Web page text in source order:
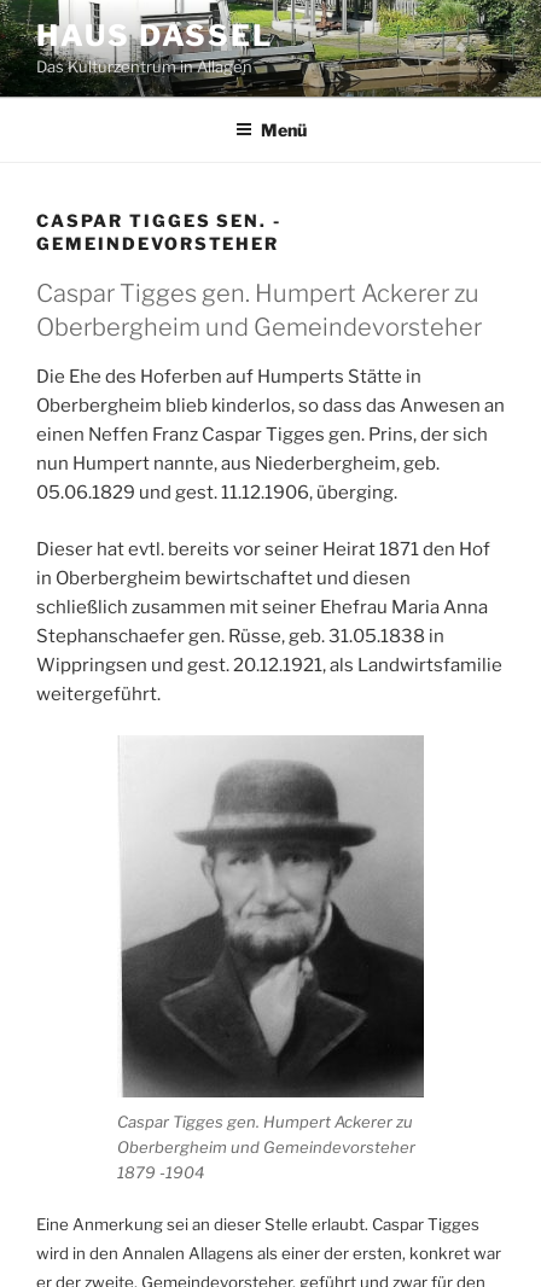
Zum
Inhalt
springen
HAUS DASSEL
Das Kulturzentrum in Allagen
Menü
CASPAR TIGGES SEN. -
GEMEINDEVORSTEHER
Caspar Tigges gen. Humpert Ackerer zu
Oberbergheim und Gemeindevorsteher
Die Ehe des Hoferben auf Humperts Stätte in
Oberbergheim blieb kinderlos, so dass das Anwesen an
einen Neffen Franz Caspar Tigges gen. Prins, der sich
nun Humpert nannte, aus Niederbergheim, geb.
05.06.1829 und gest. 11.12.1906, überging.
Dieser hat evtl. bereits vor seiner Heirat 1871 den Hof
in Oberbergheim bewirtschaftet und diesen
schließlich zusammen mit seiner Ehefrau Maria Anna
Stephanschaefer gen. Rüsse, geb. 31.05.1838 in
Wippringsen und gest. 20.12.1921, als Landwirtsfamilie
weitergeführt.
Caspar Tigges gen. Humpert Ackerer zu
Oberbergheim und Gemeindevorsteher
1879 -1904
Eine Anmerkung sei an dieser Stelle erlaubt. Caspar Tigges
wird in den Annalen Allagens als einer der ersten, konkret war
er der zweite, Gemeindevorsteher, geführt und zwar für den